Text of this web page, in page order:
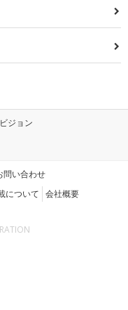
ジョン
問い合わせ
について 会社概要